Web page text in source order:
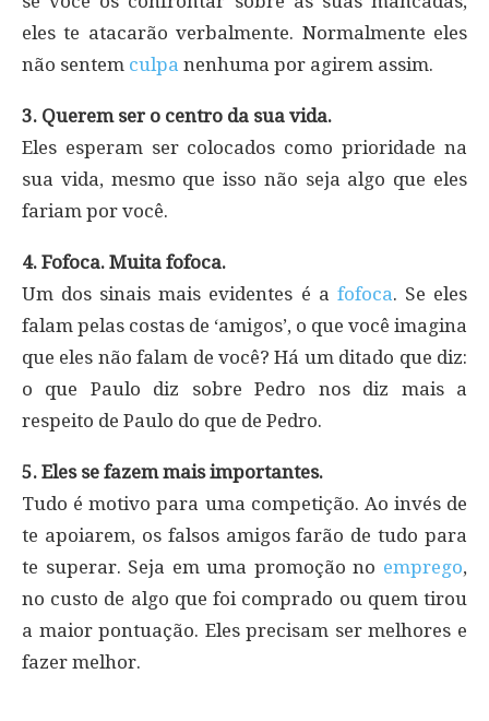
eles te atacarão verbalmente. Normalmente eles
não sentem culpa nenhuma por agirem assim.
3. Querem ser o centro da sua vida.
Eles esperam ser colocados como prioridade na
sua vida, mesmo que isso não seja algo que eles
fariam por você.
4. Fofoca. Muita fofoca.
Um dos sinais mais evidentes é a fofoca. Se eles
falam pelas costas de ‘amigos’, o que você imagina
que eles não falam de você? Há um ditado que diz:
o que Paulo diz sobre Pedro nos diz mais a
respeito de Paulo do que de Pedro.
5. Eles se fazem mais importantes.
Tudo é motivo para uma competição. Ao invés de
te apoiarem, os falsos amigos farão de tudo para
te superar. Seja em uma promoção no emprego,
no custo de algo que foi comprado ou quem tirou
a maior pontuação. Eles precisam ser melhores e
fazer melhor.